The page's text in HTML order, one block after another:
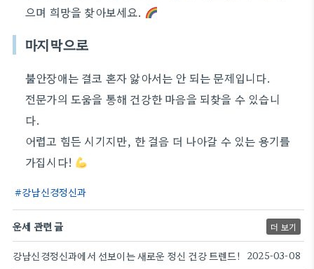
으며 희망을 찾아보세요.
마지막으로
불안장애는 결코 혼자 앓아서는 안 되는 문제입니다.
전문가의 도움을 통해 건강한 마음을 되찾을 수 있습니
다.
어렵고 힘든 시기지만, 한 걸음 더 나아갈 수 있는 용기를
가집시다!
강남신경정신과
운세 관련 글 더 보기
강남신경정신과에서 선보이는 새로운 정신 건강 트렌드! 2025-03-08